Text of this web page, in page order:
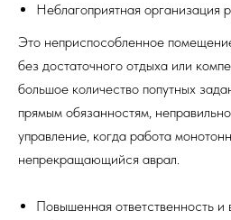
Неблагоприятная организация
Это неприспособленное
без достаточного отдыха или
большое количество попутных
прямым обязанностям,
управление, когда работа
непрекращающийся аврал.
Повышенная ответственность